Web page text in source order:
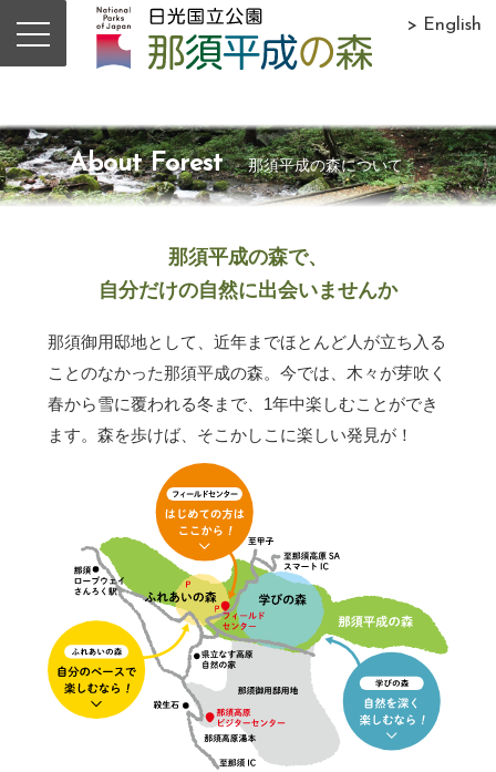
> English
About Forest 那須平成の森について
那須平成の森で、
自分だけの自然に出会いませんか
那須御用邸地として、近年までほとんど人が立ち入る
ことのなかった那須平成の森。今では、木々が芽吹く
春から雪に覆われる冬まで、1年中楽しむことができ
ます。森を歩けば、そこかしこに楽しい発見が！